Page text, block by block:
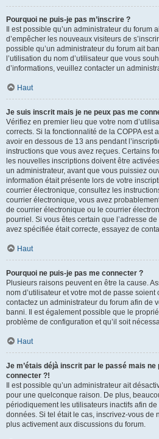
Pourquoi ne puis-je pas m’inscrire ?
Il est possible qu’un administrateur du forum
d’empêcher les nouveaux visiteurs de
possible qu’un administrateur du forum ait
l’utilisation du nom d’utilisateur que vous
d’informations, veuillez contacter un
Haut
Je suis inscrit mais je ne peux pas me
Vérifiez en premier lieu que votre nom
corrects. Si la fonctionnalité de la COPPA est
avoir en dessous de 13 ans pendant
instructions que vous avez reçues. Certains
les nouvelles inscriptions doivent être
un administrateur, avant que vous puissiez
information était présente lors de votre
courrier électronique, consultez les
courrier électronique, vous avez
de courrier électronique ou le courrier
pourriel. Si vous êtes certain que l’adresse
avez spécifiée était correcte, essayez de
Haut
Pourquoi ne puis-je pas me connecter ?
Plusieurs raisons peuvent en être la cause.
nom d’utilisateur et votre mot de passe soient
contactez un administrateur du forum afin de
banni. Il est également possible que le
problème de configuration et qu’il soit
Haut
Je m’étais déjà inscrit par le passé mais
connecter ?!
Il est possible qu’un administrateur ait
pour une quelconque raison. De plus,
périodiquement les utilisateurs inactifs afin
données. Si tel était le cas, inscrivez-vous de
plus activement aux discussions du forum.